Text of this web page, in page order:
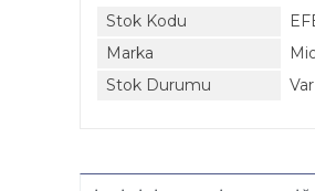
Stok Kodu
Marka
Stok Durumu
Var